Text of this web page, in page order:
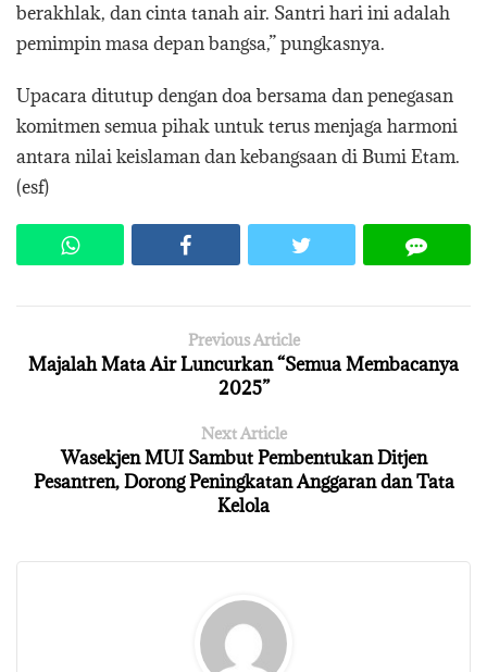
berakhlak, dan cinta tanah air. Santri hari ini adalah
pemimpin masa depan bangsa,” pungkasnya.
Upacara ditutup dengan doa bersama dan penegasan
komitmen semua pihak untuk terus menjaga harmoni
antara nilai keislaman dan kebangsaan di Bumi Etam.
(esf)
Previous Article
Majalah Mata Air Luncurkan “Semua Membacanya
2025”
Next Article
Wasekjen MUI Sambut Pembentukan Ditjen
Pesantren, Dorong Peningkatan Anggaran dan Tata
Kelola